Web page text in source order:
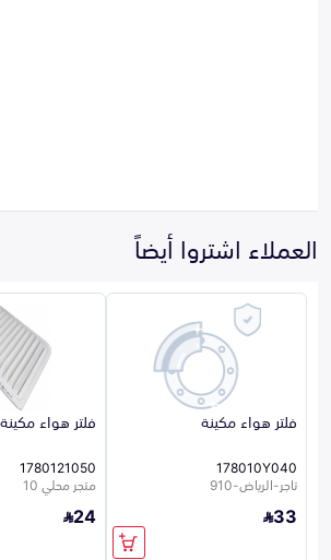
العملاء اشتروا أيضاً
فلتر هواء مكينة
178010Y040
تاجر-الرياض-910
33
فلتر هواء مكينة
1780121050
متجر محلي 10
24